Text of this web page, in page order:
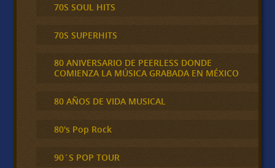
70S SOUL HITS
70S SUPERHITS
80 ANIVERSARIO DE PEERLESS DONDE
COMIENZA LA MÚSICA GRABADA EN MÉXICO
80 AÑOS DE VIDA MUSICAL
80's Pop Rock
90´S POP TOUR